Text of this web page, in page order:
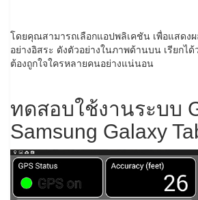
โดยคุณสามารถเลือกแอปพลิเคชัน เพื่อแสดง
อย่างอิสระ ดังตัวอย่างในภาพด้านบน เรียกได้
ต้องถูกใจใครหลายคนอย่างแน่นอน
ทดสอบใช้งานระบบ
Samsung Galaxy